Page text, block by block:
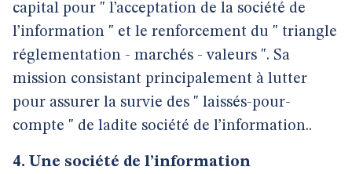
capital pour " l’acceptation de la société de
l’information " et le renforcement du " triangle
réglementation - marchés - valeurs ". Sa
mission consistant principalement à lutter
pour assurer la survie des " laissés-pour-
compte " de ladite société de l’information..
4. Une société de l’information